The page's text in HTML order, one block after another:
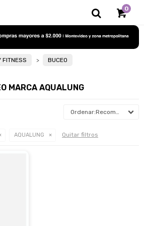
0
FITNESS BUCEO
MARCA AQUALUNG
Recomendados
AQUALUNG Quitar filtros